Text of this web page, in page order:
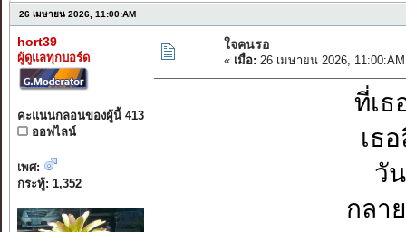
26 เมษายน 2026, 11:00:AM
hort39
ผู้ดูแลทุกบอร์ด
คะแนนกลอนของผู้นี้ 413
ออฟไลน์
เพศ:
กระทู้: 1,352
ใจคนรอ
« เมื่อ: 26 เมษายน 2026,
ที่เ
เธ
วั
กลา